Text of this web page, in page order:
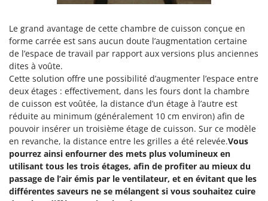
Skil
Smartwood
Smeg
Snapper
Solidur
Spice Electronics
Spiralmac
Spring Protezione
Spyro
Stanley
Le grand avantage de cette chambre de cuisson conçue en
forme carrée est sans aucun doute l’augmentation certaine
de l’espace de travail par rapport aux versions plus anciennes
dites à voûte.
Cette solution offre une possibilité d’augmenter l’espace entre
deux étages : effectivement, dans les fours dont la chambre
de cuisson est voûtée, la distance d’un étage à l’autre est
réduite au minimum (généralement 10 cm environ) afin de
pouvoir insérer un troisième étage de cuisson. Sur ce modèle
en revanche, la distance entre les grilles a été relevée.Vous
pourrez ainsi enfourner des mets plus volumineux en
utilisant tous les trois étages, afin de profiter au mieux du
passage de l’air émis par le ventilateur, et en évitant que les
différentes saveurs ne se mélangent si vous souhaitez cuire